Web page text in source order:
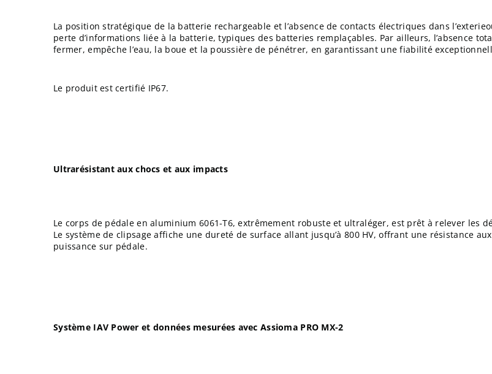
La position stratégique de la batterie rechargeable et l’absence de contacts électriques dans
perte d’informations liée à la batterie, typiques des batteries remplaçables. Par ailleurs, l’absence
fermer, empêche l’eau, la boue et la poussière de pénétrer, en garantissant une fiabilité
Le produit est certifié IP67.
Ultrarésistant aux chocs et aux impacts
Le corps de pédale en aluminium 6061-T6, extrêmement robuste et ultraléger, est prêt à relever les
Le système de clipsage affiche une dureté de surface allant jusqu’à 800 HV, offrant une résistance
puissance sur pédale.
Système IAV Power et données mesurées avec Assioma PRO MX-2